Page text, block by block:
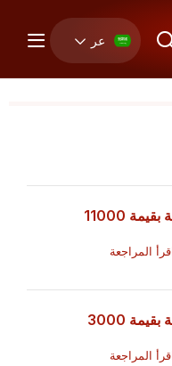
عر
11000
المراجعة
3000
المراجعة